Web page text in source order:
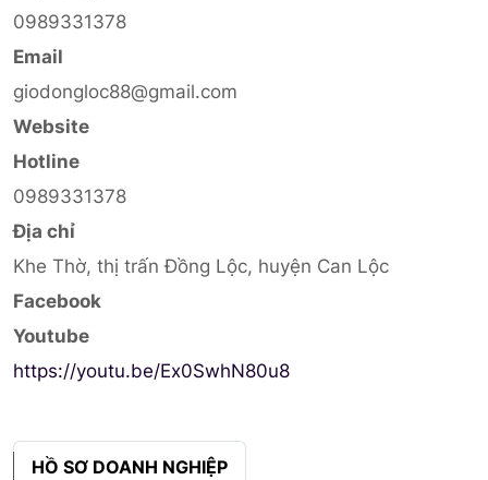
0989331378
Email
giodongloc88@gmail.com
Website
Hotline
0989331378
Địa chỉ
Khe Thờ, thị trấn Đồng Lộc, huyện Can Lộc
Facebook
Youtube
https://youtu.be/Ex0SwhN80u8
HỒ SƠ DOANH NGHIỆP